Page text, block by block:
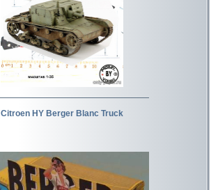
Citroen HY Berger Blanc Truck